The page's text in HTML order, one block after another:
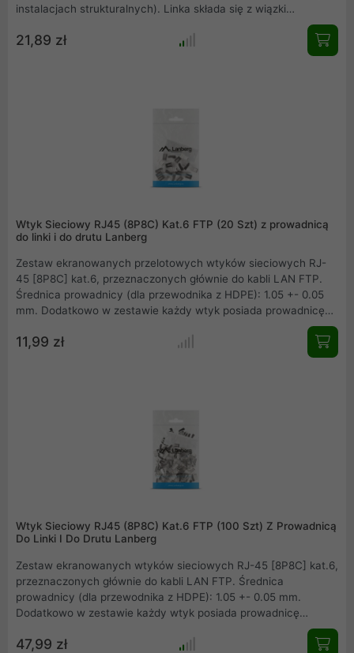
instalacjach strukturalnych). Linka składa się z wiązki
długości).
21,89 zł
Wtyk Sieciowy RJ45 (8P8C) Kat.6 FTP (20 Szt) z prowadnicą
do linki i do drutu Lanberg
Zestaw ekranowanych przelotowych wtyków sieciowych RJ-
45 [8P8C] kat.6, przeznaczonych głównie do kabli LAN FTP.
Średnica prowadnicy (dla przewodnika z HDPE): 1.05 +- 0.05
mm. Dodatkowo w zestawie każdy wtyk posiada prowadnicę
ułatwiającą prawidłowe ułożenie kabla przed zarobieniem.
Końcówki wykonane są z wytrzymałego plastiku -
11,99 zł
Wtyk Sieciowy RJ45 (8P8C) Kat.6 FTP (100 Szt) Z Prowadnicą
Do Linki I Do Drutu Lanberg
Zestaw ekranowanych wtyków sieciowych RJ-45 [8P8C] kat.6,
przeznaczonych głównie do kabli LAN FTP. Średnica
prowadnicy (dla przewodnika z HDPE): 1.05 +- 0.05 mm.
Dodatkowo w zestawie każdy wtyk posiada prowadnicę
ułatwiającą prawidłowe ułożenie kabla przed zarobieniem.
Końcówki wykonane są z wytrzymałego plastiku -
47,99 zł